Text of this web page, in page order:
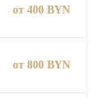
от 400 BYN
от 800 BYN